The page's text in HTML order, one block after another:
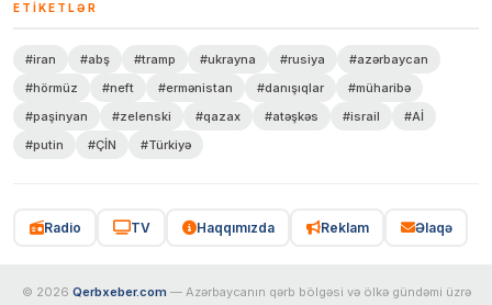
ETIKETLƏR
#iran #abş #tramp #ukrayna #rusiya
#azərbaycan
#hörmüz
#neft #ermənistan #danışıqlar
#müharibə
#paşinyan
#zelenski #qazax #atəşkəs #israil
#Aİ
#putin
#ÇİN #Türkiyə
Radio TV Haqqımızda Reklam Əlaqə
© 2026 Qerbxeber.com — Azərbaycanın qərb bölgəsi və ölkə gündəmi üzrə